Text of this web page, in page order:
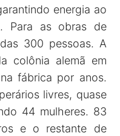
energia ao
Para as obras de
300 pessoas. A
colônia alemã em
fábrica por anos.
livres, quase
44 mulheres. 83
e o restante de